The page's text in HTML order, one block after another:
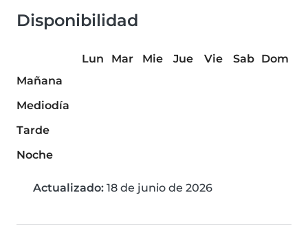
Disponibilidad
Lun Mar Mie Jue Vie Sab
Dom
Mañana
Mediodía
Tarde
Noche
Actualizado: 18 de junio de 2026